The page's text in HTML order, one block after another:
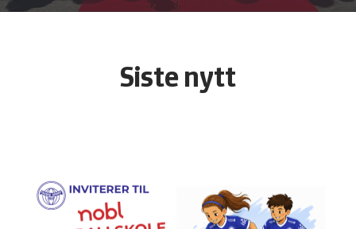
Siste nytt